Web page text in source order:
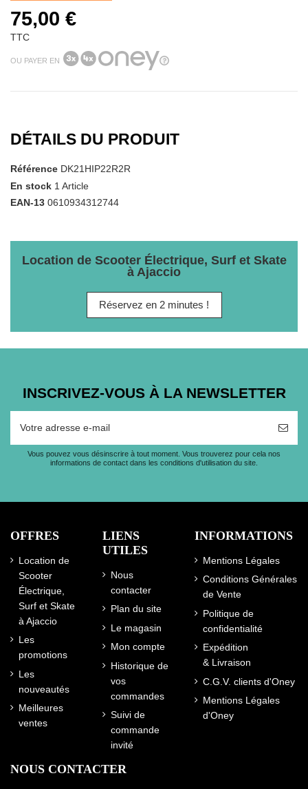
75,00 €
TTC
OU PAYER EN
DÉTAILS DU PRODUIT
Référence DK21HIP22R2R
En stock 1 Article
EAN-13 0610934312744
Location de Scooter Électrique, Surf et Skate
à Ajaccio
Réservez en 2 minutes !
INSCRIVEZ-VOUS À LA NEWSLETTER
Vous pouvez vous désinscrire à tout moment. Vous trouverez pour cela nos
informations de contact dans les conditions d'utilisation du site.
OFFRES
Location de
Scooter
Électrique,
Surf et Skate
à Ajaccio
Les
promotions
Les
nouveautés
Meilleures
ventes
LIENS
UTILES
Nous
contacter
Plan du site
Le magasin
Mon compte
Historique de
vos
commandes
Suivi de
commande
invité
INFORMATIONS
Mentions Légales
Conditions Générales
de Vente
Politique de
confidentialité
Expédition
& Livraison
C.G.V. clients d'Oney
Mentions Légales
d'Oney
NOUS CONTACTER